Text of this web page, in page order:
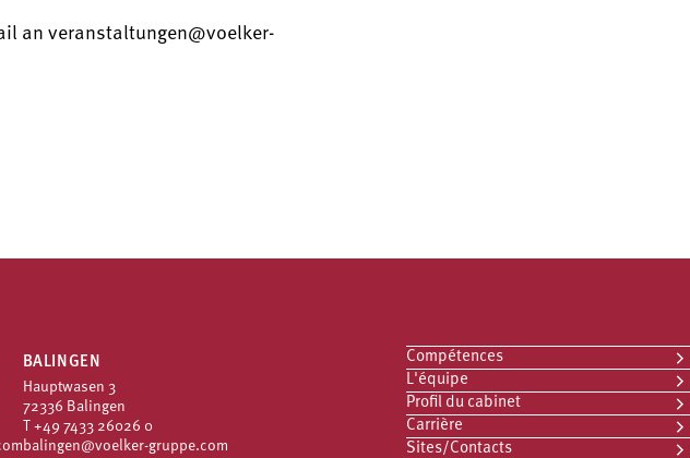
an veranstaltungen@voelker-
BALINGEN
Hauptwasen 3
72336 Balingen
T +49 7433 26026 0
balingen@voelker-gruppe.com
Compétences
L'équipe
Profil du cabinet
Carrière
Sites/Contacts